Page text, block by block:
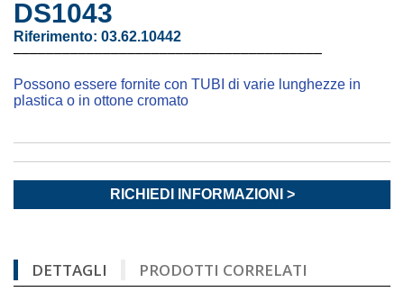
DS1043
Riferimento: 03.62.10442
––––––––––––––––––––––––––––––––––––––
Possono essere fornite con TUBI di varie lunghezze in
plastica o in ottone cromato
RICHIEDI INFORMAZIONI >
DETTAGLI PRODOTTI CORRELATI